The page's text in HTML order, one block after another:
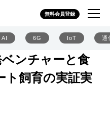
無料会員登録
AI 6G IoT 通
ンチャーと食
ト飼育の実証実